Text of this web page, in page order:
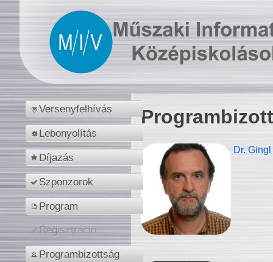
Versenyfelhívás
Lebonyolítás
Díjazás
Szponzorok
Program
Regisztráció
Programbizottság
Dr.